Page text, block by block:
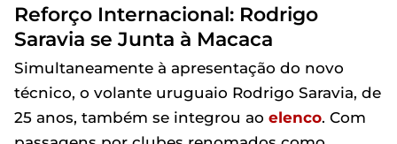
Reforço Internacional: Rodrigo
Saravia se Junta à Macaca
Simultaneamente à apresentação do novo
técnico, o volante uruguaio Rodrigo Saravia, de
25 anos, também se integrou ao elenco. Com